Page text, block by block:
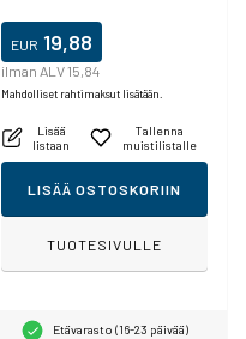
EUR 19,88
ilman ALV 15,84
Mahdolliset rahtimaksut lisätään.
Lisää
listaan
Tallenna
muistilistalle
LISÄÄ OSTOSKORIIN
TUOTESIVULLE
Etävarasto (16-23 päivää)